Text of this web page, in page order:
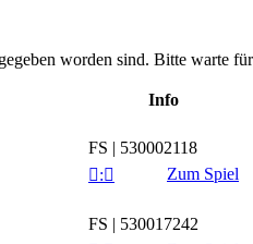
worden sind. Bitte warte
Info
FS | 530002118
:
Zum Spiel
FS | 530017242